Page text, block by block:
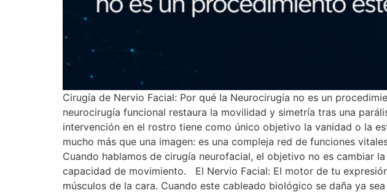
Cirugía de Nervio Facial: Por qué la Neurocirugía no es un
neurocirugía funcional restaura la movilidad y simetría tras una
intervención en el rostro tiene como único objetivo la vanidad o la
mucho más que una imagen: es una compleja red de funciones
Cuando hablamos de cirugía neurofacial, el objetivo no es cambiar
capacidad de movimiento. El Nervio Facial: El motor de tu
músculos de la cara. Cuando este cableado biológico se daña ya